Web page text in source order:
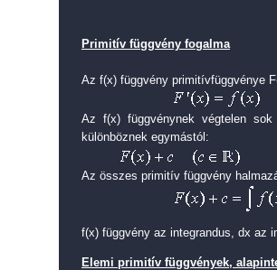
Primitív függvény fogalma
Az f(x) függvény primitívfüggvénye
Az f(x) függvénynek végtelen
különböznek egymástól:
Az összes primitív függvény
f(x) függvény az integrandus, dx az
Elemi primitív függvények,